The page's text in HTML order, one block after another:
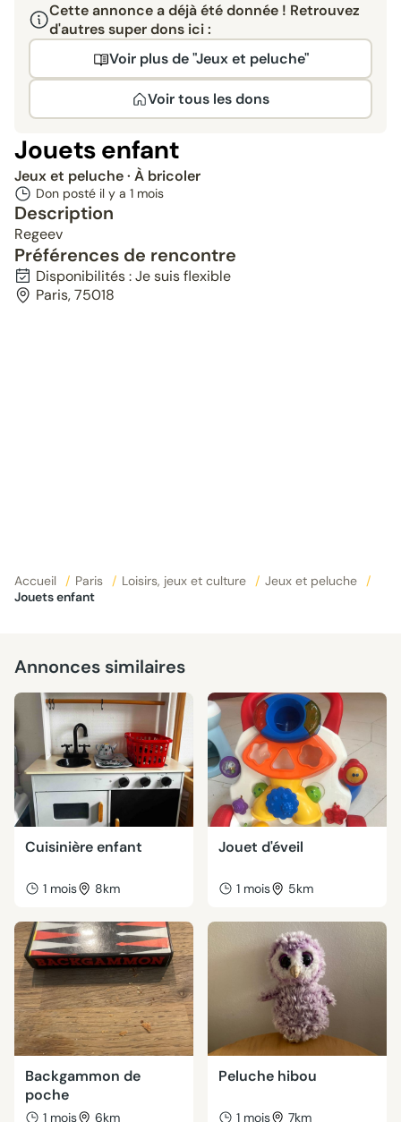
Cette annonce a déjà été donnée ! Retrouvez
d'autres super dons ici :
Voir plus de "Jeux et peluche"
Voir tous les dons
Jouets enfant
Jeux et peluche· À bricoler
Don posté il y a 1 mois
Description
Regeev
Préférences de rencontre
Disponibilités : Je suis flexible
Paris, 75018
Accueil / Paris / Loisirs, jeux et culture / Jeux et peluche
/
Jouets enfant
Annonces similaires
Cuisinière enfant
1 mois 8km
Jouet d'éveil
1 mois 5km
Backgammon de
poche
1 mois 6km
Peluche hibou
1 mois 7km